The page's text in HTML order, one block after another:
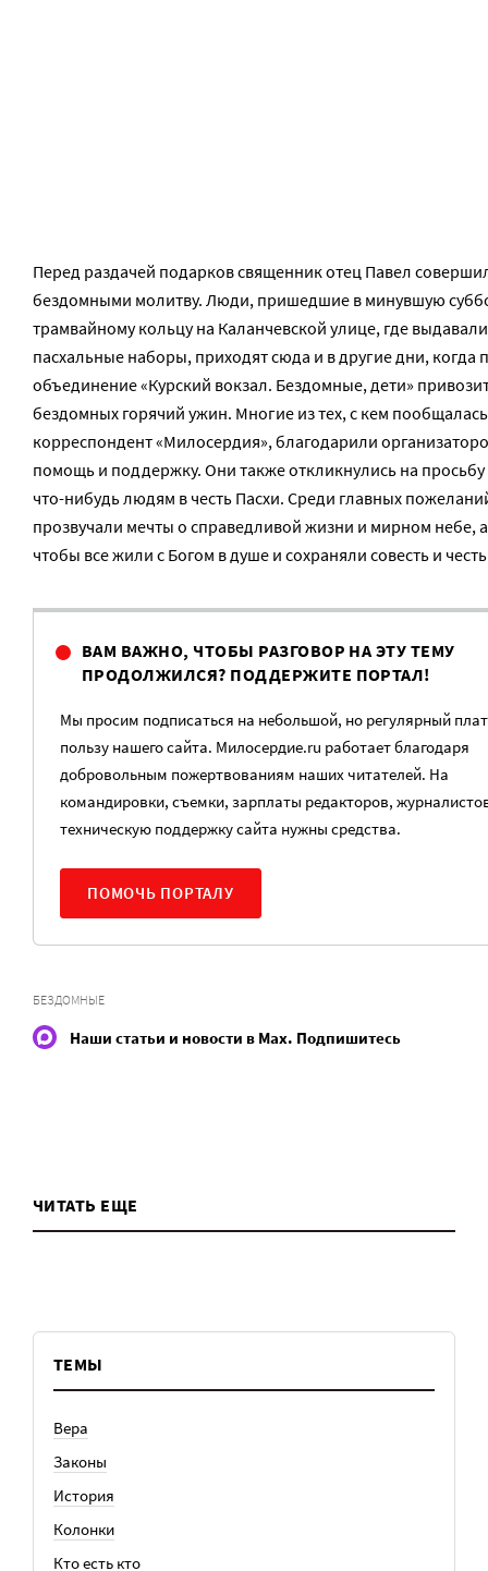
Перед раздачей подарков священник отец Павел
бездомными молитву. Люди, пришедшие в минувшую
трамвайному кольцу на Каланчевской улице, где
пасхальные наборы, приходят сюда и в другие дни, когда
объединение «Курский вокзал. Бездомные, дети»
бездомных горячий ужин. Многие из тех, с кем пообщалась
корреспондент «Милосердия», благодарили
помощь и поддержку. Они также откликнулись на
что-нибудь людям в честь Пасхи. Среди главных
прозвучали мечты о справедливой жизни и мирном небе,
чтобы все жили с Богом в душе и сохраняли совесть и
ВАМ ВАЖНО, ЧТОБЫ РАЗГОВОР НА ЭТУ ТЕМУ
ПРОДОЛЖИЛСЯ? ПОДДЕРЖИТЕ ПОРТАЛ!
Мы просим подписаться на небольшой, но регулярный
пользу нашего сайта. Милосердие.ru работает благодаря
добровольным пожертвованиям наших читателей. На
командировки, съемки, зарплаты редакторов,
техническую поддержку сайта нужны средства.
ПОМОЧЬ ПОРТАЛУ
БЕЗДОМНЫЕ
Наши статьи и новости в Max. Подпишитесь
ЧИТАТЬ ЕЩЕ
ТЕМЫ
Вера
Законы
История
Колонки
Кто есть кто